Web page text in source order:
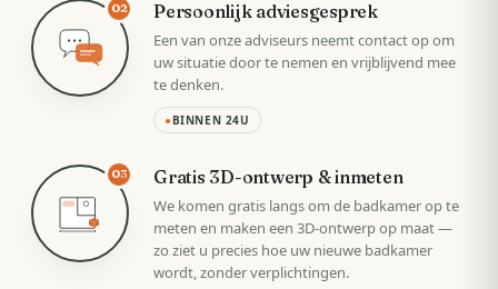
02 Persoonlijk adviesgesprek
Een van onze adviseurs neemt contact op om
uw situatie door te nemen en vrijblijvend mee
te denken.
● BINNEN 24U
03 Gratis 3D-ontwerp & inmeten
We komen gratis langs om de badkamer op te
meten en maken een 3D-ontwerp op maat —
zo ziet u precies hoe uw nieuwe badkamer
wordt, zonder verplichtingen.